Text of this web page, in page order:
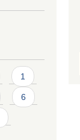
1
6